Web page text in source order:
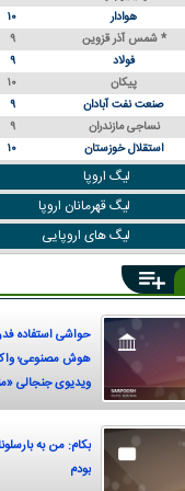
هوادار ۱۰
شمس آذر قزوین * ۹
فولاد ۹
پیکان ۱۰
صنعت نفت آبادان ۹
نساجی مازندران ۹
استقلال خوزستان ۱۰
لیگ اروپا
لیگ قهرمانان اروپا
لیگ های اروپایی
حواشی استفاده
هوش مصنوعی؛
ویدیوی جنجالی
پورحیدری»
بکام: من به
بودم